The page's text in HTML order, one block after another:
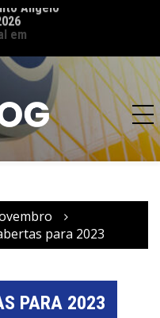
em
para 2023
PARA 2023